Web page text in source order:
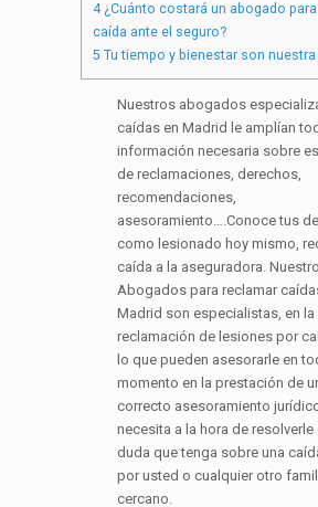
4¿Cuánto costará un abogado
caída ante el seguro?
5Tu tiempo y bienestar son nuestra
Nuestros abogados
caídas en Madrid le amplían
información necesaria sobre
de reclamaciones, derechos,
recomendaciones,
asesoramiento….Conoce tus
como lesionado hoy mismo,
caída a la aseguradora.
Abogados para reclamar
Madrid son especialistas, en la
reclamación de lesiones por
lo que pueden asesorarle en
momento en la prestación de
correcto asesoramiento
necesita a la hora de resolverle
duda que tenga sobre una
por usted o cualquier otro
cercano.